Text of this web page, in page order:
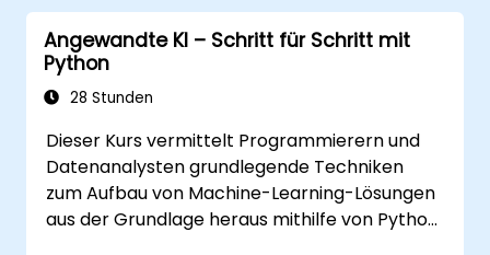
Angewandte KI – Schritt für Schritt mit
Python
28 Stunden
Dieser Kurs vermittelt Programmierern und
Datenanalysten grundlegende Techniken
zum Aufbau von Machine-Learning-Lösungen
aus der Grundlage heraus mithilfe von Python.